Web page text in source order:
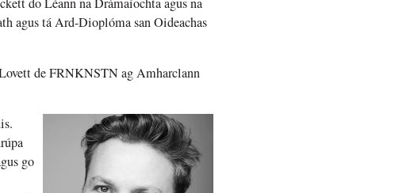
agus tá Ard-Dioplóma san Oideachas
de FRNKNSTN ​ag Amharclann
go